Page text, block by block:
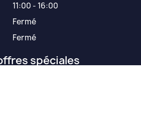
11:00 - 16:00
Fermé
Fermé
spéciales